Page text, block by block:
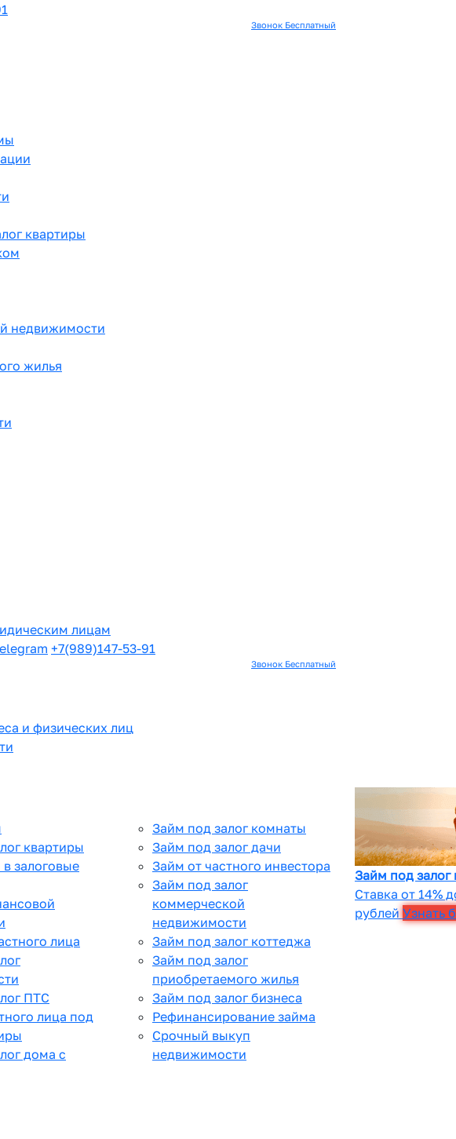
Звонок Бесплатный
квартиры
недвижимости
жилья
лицам
+7(989)147-53-91
Звонок Бесплатный
и физических лиц
квартиры
залоговые
лица
ПТС
лица под
дома с
Займ под залог комнаты
Займ под залог дачи
Займ от частного инвестора
Займ под залог
коммерческой
недвижимости
Займ под залог коттеджа
Займ под залог
приобретаемого жилья
Займ под залог бизнеса
Рефинансирование займа
Срочный выкуп
недвижимости
Займ под
Ставка от 14%
рублей Узнать